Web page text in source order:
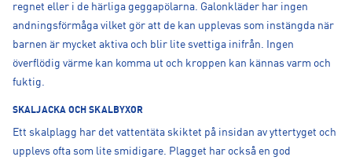
regnet eller i de härliga geggapölarna. Galonkläder har ingen
andningsförmåga vilket gör att de kan upplevas som instängda när
barnen är mycket aktiva och blir lite svettiga inifrån. Ingen
överflödig värme kan komma ut och kroppen kan kännas varm och
fuktig.
SKALJACKA OCH SKALBYXOR
Ett skalplagg har det vattentäta skiktet på insidan av yttertyget och
upplevs ofta som lite smidigare. Plagget har också en god